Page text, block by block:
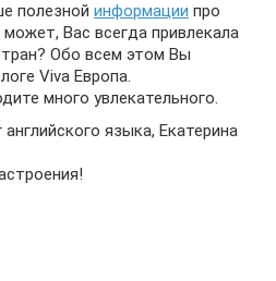
полезной информации про
Вас всегда привлекала
Обо всем этом Вы
Viva Европа.
много увлекательного.
языка, Екатерина